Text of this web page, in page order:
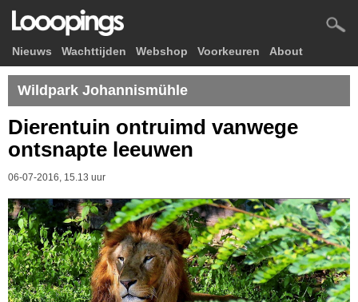
Nieuws Wachttijden Webshop Voorkeuren About
Wildpark Johannismühle
Dierentuin ontruimd vanwege
ontsnapte leeuwen
06-07-2016, 15.13 uur